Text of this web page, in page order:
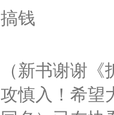
用力——为你
搞钱
（新书谢谢
攻慎入！希望